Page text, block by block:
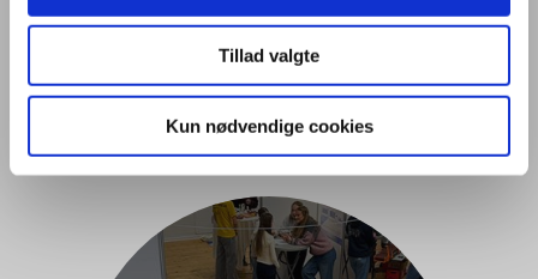
Tillad valgte
Kun nødvendige cookies
Handelsgymnasiet
Randers